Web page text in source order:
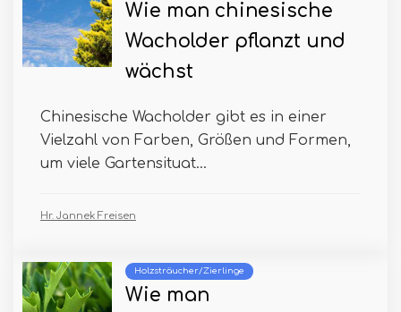
Wie man chinesische
Wacholder pflanzt und
wächst
Chinesische Wacholder gibt es in einer
Vielzahl von Farben, Größen und Formen,
um viele Gartensituat...
Hr. Jannek Freisen
Holzsträucher/Zierlinge
Wie man